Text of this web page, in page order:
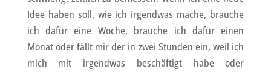
Idee haben soll, wie ich irgendwas mache, brauche
ich dafür eine Woche, brauche ich dafür einen
Monat oder fällt mir der in zwei Stunden ein, weil ich
mich mit irgendwas beschäftigt habe oder